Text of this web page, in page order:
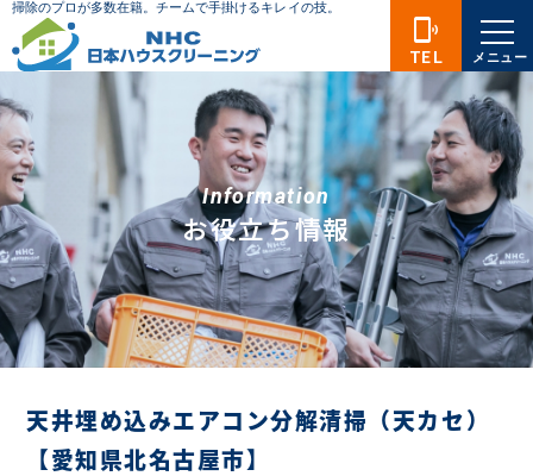
Information
お役立ち情報
天井埋め込みエアコン分解清掃（天カセ）
【愛知県北名古屋市】
phonelink_ring
TEL メニュー